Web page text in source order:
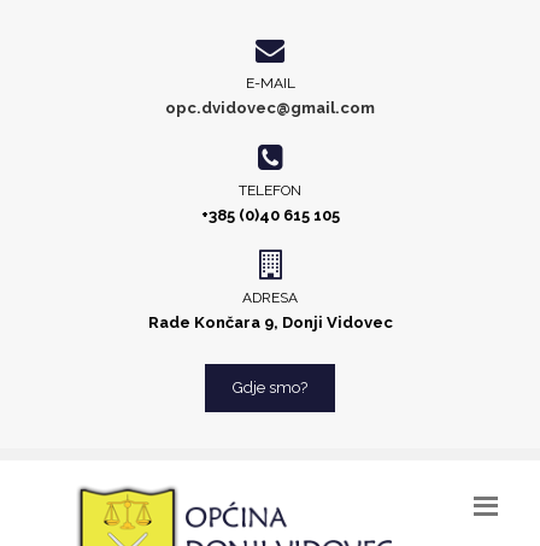
E-MAIL
opc.dvidovec@gmail.com
TELEFON
+385 (0)40 615 105
ADRESA
Rade Končara 9, Donji Vidovec
Gdje smo?